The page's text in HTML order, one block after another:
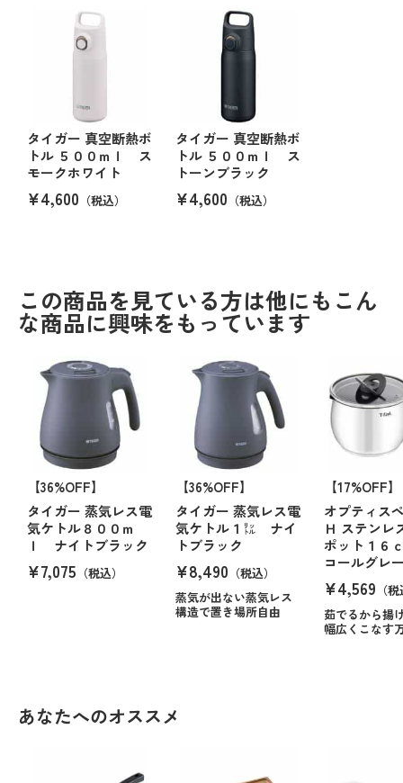
タイガー 真空断熱ボ
トル ５００ｍｌ ス
モークホワイト
¥4,600 （税込）
タイガー 真空断熱ボ
トル ５００ｍｌ ス
トーンブラック
¥4,600 （税込）
この商品を見ている方は他にもこん
な商品に興味をもっています
【36%OFF】
タイガー 蒸気レス電
気ケトル８００ｍ
ｌ ナイトブラック
¥7,075 （税込）
【36%OFF】
タイガー 蒸気レス電
気ケトル１㍑ ナイ
トブラック
¥8,490 （税込）
蒸気が出ない蒸気レス
構造で置き場所自由
【17%OFF】
オプティス
Ｈ ステンレ
ポット１６
コールグレ
¥4,569 （
茹でるから揚
幅広くこなす
あなたへのオススメ